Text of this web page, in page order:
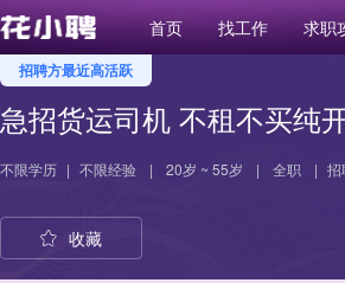
首页 找工作 求职
招聘方最近高活跃
急招货运司机 不租不买纯
不限学历 | 不限经验 | 20岁 ~ 55岁 | 全职 | 招
收藏